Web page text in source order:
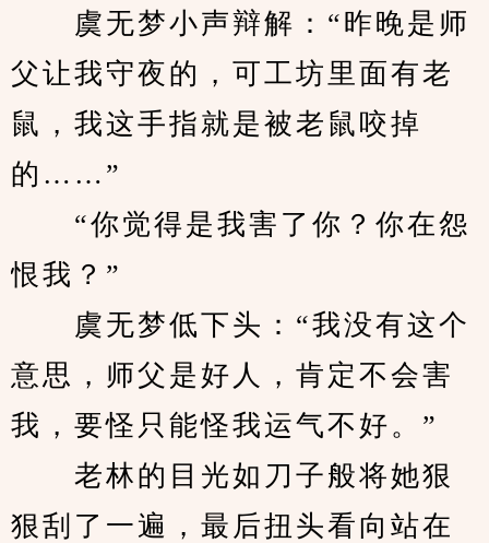
虞无梦小声辩解：“昨晚是师
父让我守夜的，可工坊里面有老
鼠，我这手指就是被老鼠咬掉
的……”
“你觉得是我害了你？你在怨
恨我？”
虞无梦低下头：“我没有这个
意思，师父是好人，肯定不会害
我，要怪只能怪我运气不好。”
老林的目光如刀子般将她狠
狠刮了一遍，最后扭头看向站在